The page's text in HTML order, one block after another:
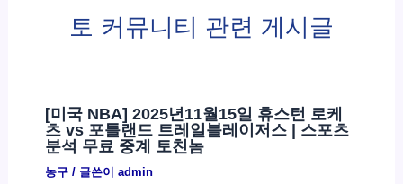
토 커뮤니티 관련 게시글
[미국 NBA] 2025년11월15일 휴스턴 로케
츠 vs 포틀랜드 트레일블레이저스 | 스포츠
분석 무료 중계 토친놈
농구/ 글쓴이 admin